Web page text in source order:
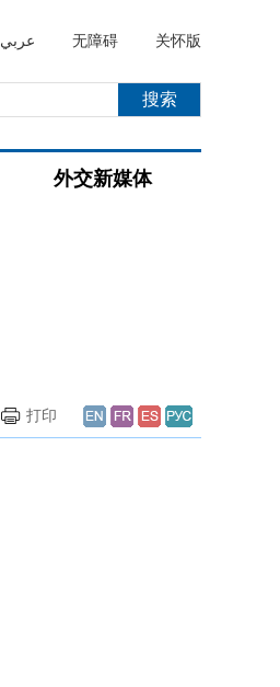
عربي 无障碍 关怀版
外交新媒体
打印